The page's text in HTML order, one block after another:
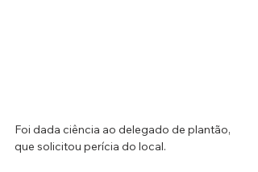
Foi dada ciência ao delegado de plantão,
que solicitou perícia do local.